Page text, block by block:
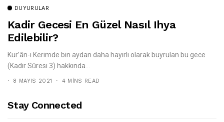
DUYURULAR
Kadir Gecesi En Güzel Nasıl Ihya
Edilebilir?
Kur’ân-ı Kerimde bin aydan daha hayırlı olarak buyrulan bu gece
(Kadir Sûresi 3) hakkında...
8 MAYIS 2021 4 MINS READ
Stay Connected